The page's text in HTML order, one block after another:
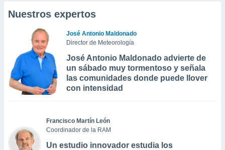
Nuestros expertos
José Antonio Maldonado
Director de Meteorología
José Antonio Maldonado advierte de
un sábado muy tormentoso y señala
las comunidades donde puede llover
con intensidad
Francisco Martín León
Coordinador de la RAM
Un estudio innovador estudia los